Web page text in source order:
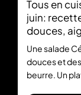
Tous en
juin:
douces,
Une salade
douces et
beurre. Un